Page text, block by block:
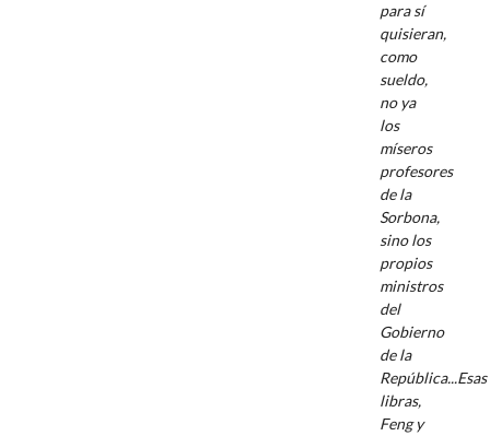
para sí
quisieran,
como
sueldo,
no ya
los
míseros
profesores
de la
Sorbona,
sino los
propios
ministros
del
Gobierno
de la
República...Esas
libras,
Feng y